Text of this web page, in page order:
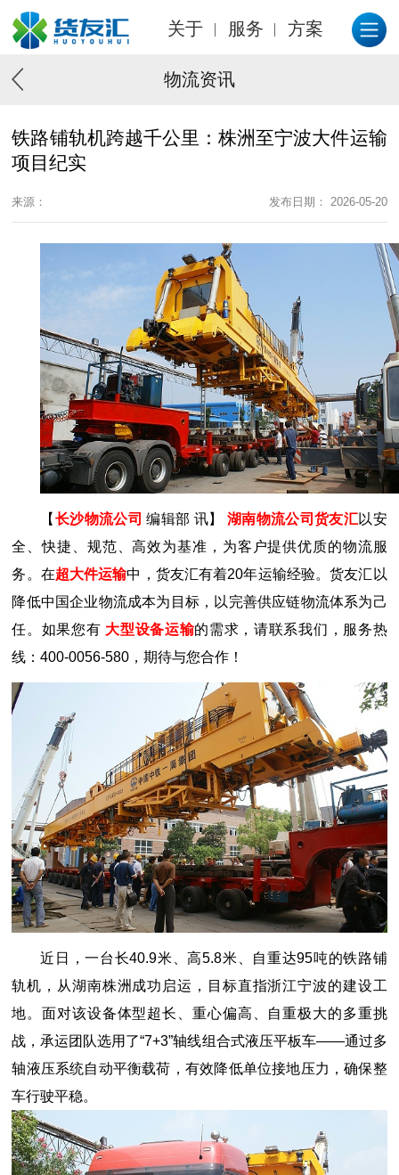
关于 服务 方案
物流资讯
铁路铺轨机跨越千公里：株洲至宁波大件运输
项目纪实
来源： 发布日期： 2026-05-20
【 长沙物流公司 编辑部 讯】 湖南物流公司货友汇以安
全、快捷、规范、高效为基准，为客户提供优质的物流服
务。在超大件运输中，货友汇有着20年运输经验。货友汇以
降低中国企业物流成本为目标，以完善供应链物流体系为己
任。如果您有 大型设备运输的需求，请联系我们，服务热
线：400-0056-580，期待与您合作！
近日，一台长40.9米、高5.8米、自重达95吨的铁路铺
轨机，从湖南株洲成功启运，目标直指浙江宁波的建设工
地。面对该设备体型超长、重心偏高、自重极大的多重挑
战，承运团队选用了“7+3”轴线组合式液压平板车——通过多
轴液压系统自动平衡载荷，有效降低单位接地压力，确保整
车行驶平稳。